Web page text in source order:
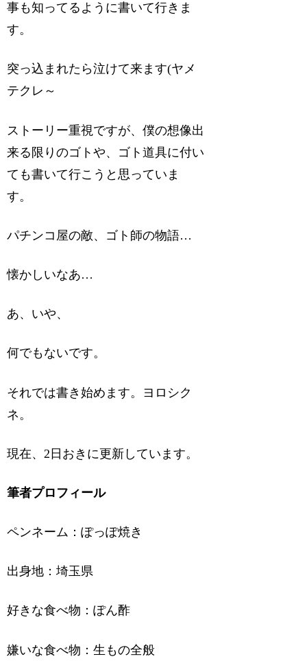
事も知ってるように書いて行きま
す。
突っ込まれたら泣けて来ます(ヤメ
テクレ～
ストーリー重視ですが、僕の想像出
来る限りのゴトや、ゴト道具に付い
ても書いて行こうと思っていま
す。
パチンコ屋の敵、ゴト師の物語…
懐かしいなあ…
あ、いや、
何でもないです。
それでは書き始めます。ヨロシク
ネ。
現在、2日おきに更新しています。
筆者プロフィール
ペンネーム：ぽっぽ焼き
出身地：埼玉県
好きな食べ物：ぽん酢
嫌いな食べ物：生もの全般